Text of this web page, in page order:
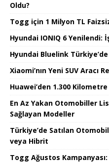
Oldu?
Togg için 1 Milyon TL
Hyundai IONIQ 6 Yenilendi:
Hyundai Bluelink
Xiaomi’nın Yeni SUV Aracı
Huawei’den 1.300
En Az Yakan Otomobiller
Sağlayan Modeller
Türkiye’de Satılan
veya Hibrit
Togg Ağustos